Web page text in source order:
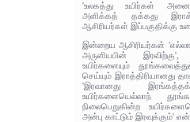
'உலகத்து உயிர்கள்
அளிக்கத் தக்கது
ஆசிரியர்கள் இப்பகுதிக்கு
இன்றைய ஆசிரியர்கள் 'எல்லா
அருளியபின்
உயிர்களையும்
செய்யும் இராத்திரியானது
'இரவானது
உயிர்களையெல்லாந்
நிலைபெறுகின்ற
அன்பு காட்டும் இரவுக்கும்'